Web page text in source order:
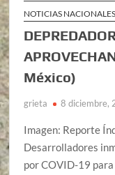
NOTICIAS NACIONALES
México)
grieta 8 diciembre,
Imagen: Reporte
Desarrolladores
por COVID-19